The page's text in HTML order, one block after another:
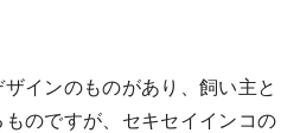
インのものがあり、飼い主と
のですが、セキセイインコの